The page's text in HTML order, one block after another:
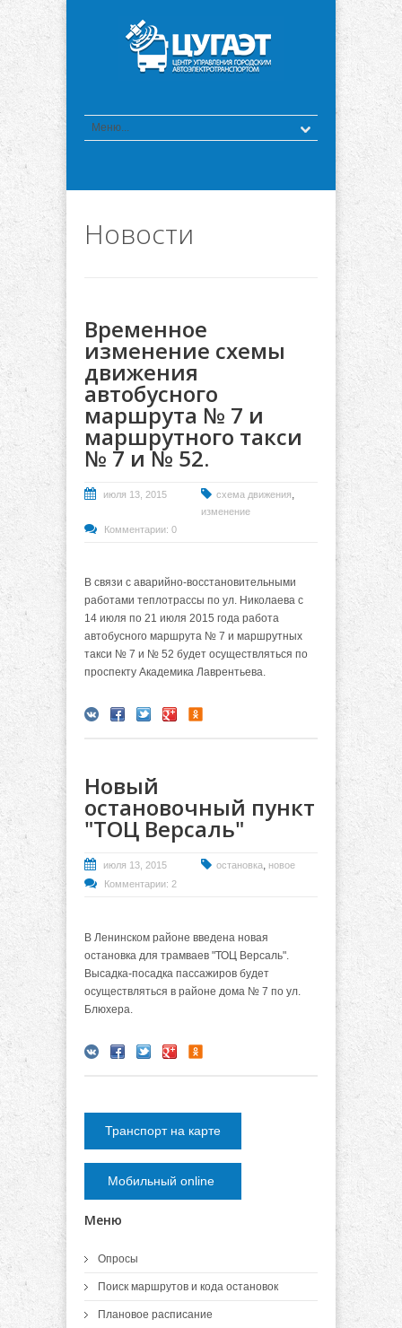
Новости
Временное
изменение схемы
движения
автобусного
маршрута № 7 и
маршрутного такси
№ 7 и № 52.
июля 13, 2015 схема движения,
изменение
Комментарии: 0
В связи с аварийно-восстановительными
работами теплотрассы по ул. Николаева с
14 июля по 21 июля 2015 года работа
автобусного маршрута № 7 и маршрутных
такси № 7 и № 52 будет осуществляться по
проспекту Академика Лаврентьева.
Новый
остановочный пункт
"ТОЦ Версаль"
июля 13, 2015 остановка, новое
Комментарии: 2
В Ленинском районе введена новая
остановка для трамваев "ТОЦ Версаль".
Высадка-посадка пассажиров будет
осуществляться в районе дома № 7 по ул.
Блюхера.
Транспорт на карте
Мобильный online
Меню
Опросы
Поиск маршрутов и кода остановок
Плановое расписание